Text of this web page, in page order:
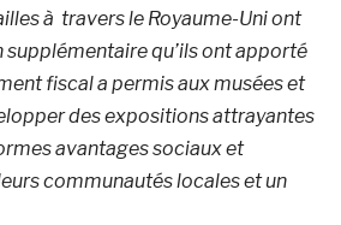
à travers le Royaume-Uni ont
qu’ils ont apporté
fiscal a permis aux musées et
des expositions attrayantes
avantages sociaux et
communautés locales et un